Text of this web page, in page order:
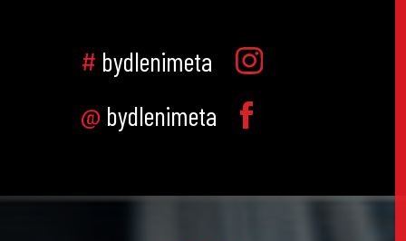
# bydlenimeta
@ bydlenimeta